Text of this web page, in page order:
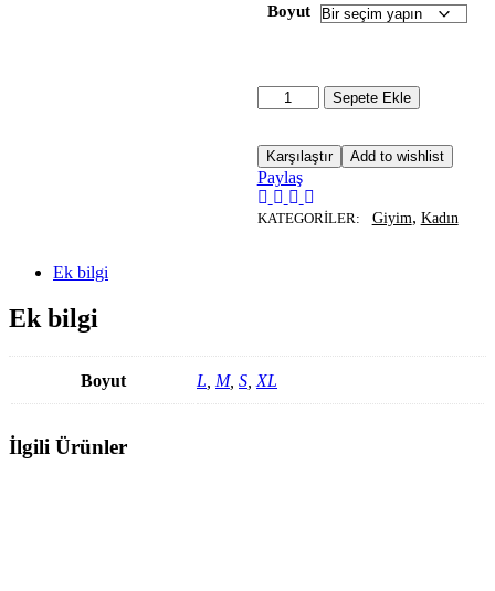
Boyut
Sepete Ekle
Karşılaştır Add to wishlist
Paylaş
KATEGORILER: Giyim, Kadın
Ek bilgi
Ek bilgi
Boyut L M, S XL
İlgili Ürünler